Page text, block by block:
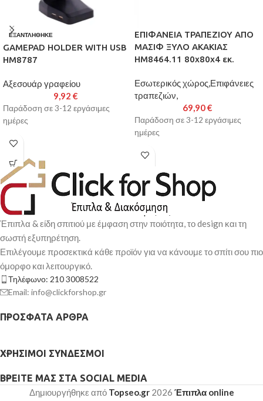
ΕΞΑΝΤΛΉΘΗΚΕ
GAMEPAD HOLDER WITH USB
HM8787
Αξεσουάρ γραφείου
9,92 €
Παράδοση σε 3-12 εργάσιμες
ημέρες
ΕΠΙΦΑΝΕΙΑ ΤΡΑΠΕΖΙΟΥ ΑΠΟ
ΜΑΣΙΦ ΞΥΛΟ ΑΚΑΚΙΑΣ
HM8464.11 80x80x4 εκ.
Εσωτερικός χώρος,Επιφάνειες
τραπεζιών,
69,90€
Παράδοση σε 3-12 εργάσιμες
ημέρες
Έπιπλα & είδη σπιτιού με έμφαση στην ποιότητα, το design και τη
σωστή εξυπηρέτηση.
Επιλέγουμε προσεκτικά κάθε προϊόν για να κάνουμε το σπίτι σου πιο
όμορφο και λειτουργικό.
Τηλέφωνο: 210 3008522
Email: info@clickforshop.gr
ΠΡΌΣΦΑΤΑ ΆΡΘΡΑ
ΧΡΉΣΙΜΟΙ ΣΎΝΔΕΣΜΟΙ
ΒΡΕΊΤΕ ΜΑΣ ΣΤΑ SOCIAL MEDIA
Δημιουργήθηκε από Topseo.gr2026 Έπιπλα online